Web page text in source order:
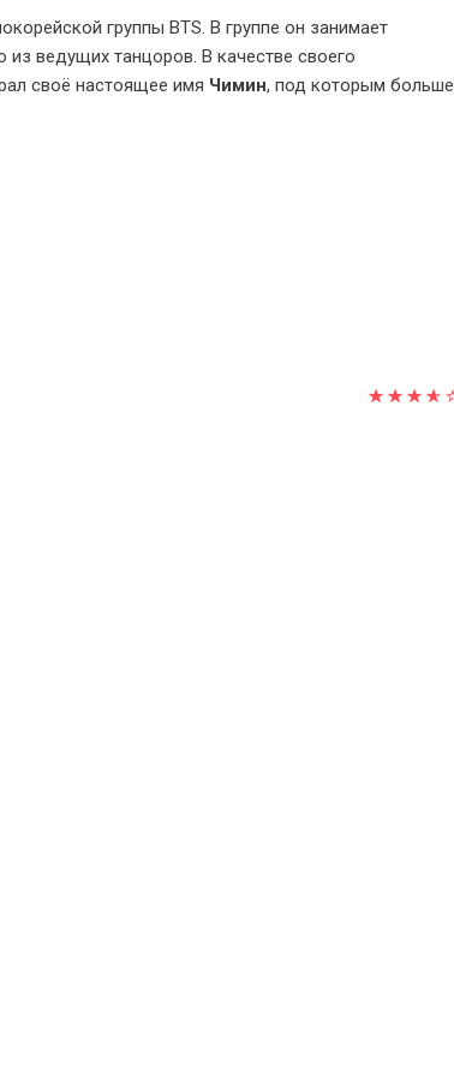
группы BTS. В группе он занимает
ведущих танцоров. В качестве своего
своё настоящее имя Чимин, под которым больше